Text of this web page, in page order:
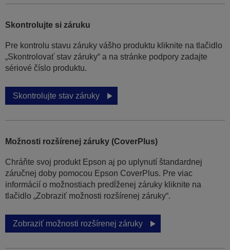
Skontrolujte si záruku
Pre kontrolu stavu záruky vášho produktu kliknite na tlačidlo
„Skontrolovať stav záruky“ a na stránke podpory zadajte
sériové číslo produktu.
Skontrolujte stav záruky
Možnosti rozšírenej záruky (CoverPlus)
Chráňte svoj produkt Epson aj po uplynutí štandardnej
záručnej doby pomocou Epson CoverPlus. Pre viac
informácií o možnostiach predĺženej záruky kliknite na
tlačidlo „Zobraziť možnosti rozšírenej záruky“.
Zobraziť možnosti rozšírenej záruky